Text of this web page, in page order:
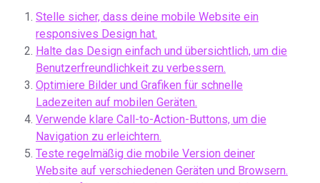
Stelle sicher, dass deine mobile Website ein
responsives Design hat.
Halte das Design einfach und übersichtlich, um die
Benutzerfreundlichkeit zu verbessern.
Optimiere Bilder und Grafiken für schnelle
Ladezeiten auf mobilen Geräten.
Verwende klare Call-to-Action-Buttons, um die
Navigation zu erleichtern.
Teste regelmäßig die mobile Version deiner
Website auf verschiedenen Geräten und Browsern.